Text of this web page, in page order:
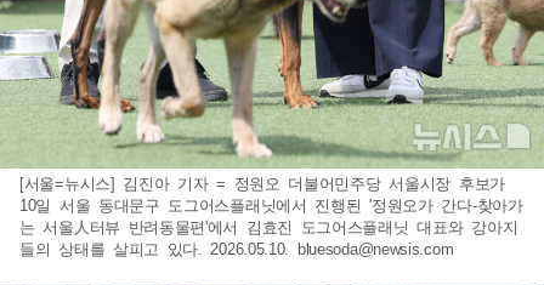
[서울=뉴시스] 김진아 기자 = 정원오 더불어민주당 서울시장 후보가
10일 서울 동대문구 도그어스플래닛에서 진행된 '정원오가 간다-찾아가
는 서울人터뷰 반려동물편'에서 김효진 도그어스플래닛 대표와 강아지
들의 상태를 살피고 있다. 2026.05.10.
bluesoda@newsis.com